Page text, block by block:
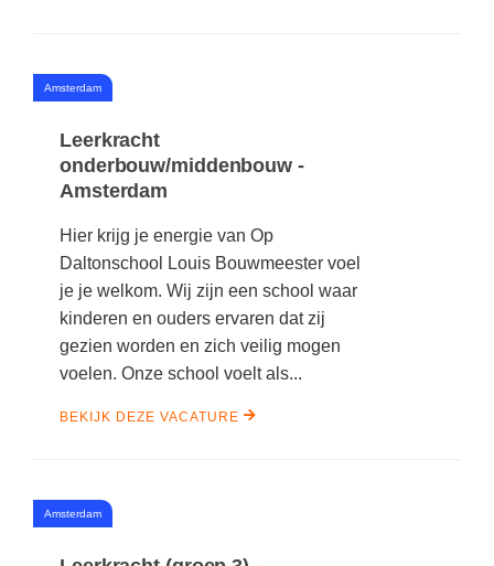
Amsterdam
Leerkracht
onderbouw/middenbouw -
Amsterdam
Hier krijg je energie van Op
Daltonschool Louis Bouwmeester voel
je je welkom. Wij zijn een school waar
kinderen en ouders ervaren dat zij
gezien worden en zich veilig mogen
voelen. Onze school voelt als...
BEKIJK DEZE VACATURE
Amsterdam